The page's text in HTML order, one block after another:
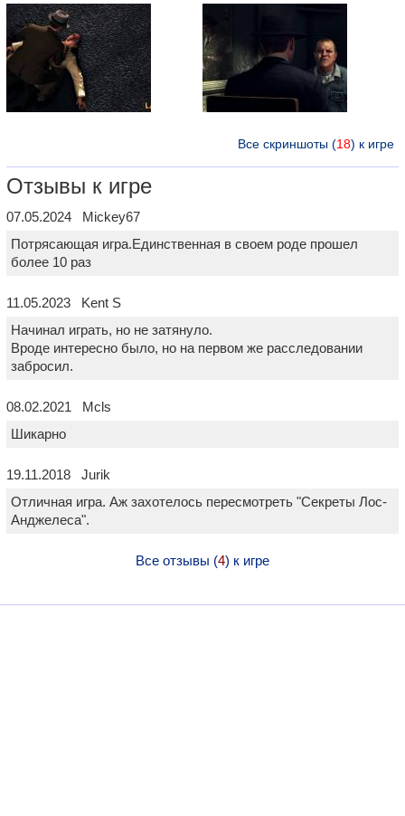
Все скриншоты (18) к игре
Отзывы к игре
07.05.2024 Mickey67
Потрясающая игра.Единственная в своем роде прошел
более 10 раз
11.05.2023 Kent S
Начинал играть, но не затянуло.
Вроде интересно было, но на первом же расследовании
забросил.
08.02.2021 Mcls
Шикарно
19.11.2018 Jurik
Отличная игра. Аж захотелось пересмотреть "Секреты Лос-
Анджелеса".
Все отзывы (4) к игре